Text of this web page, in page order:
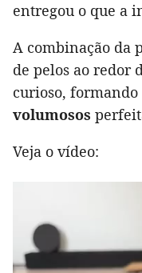
entregou o que a
A combinação da
de pelos ao redor
curioso,
volumosos
Veja o vídeo: